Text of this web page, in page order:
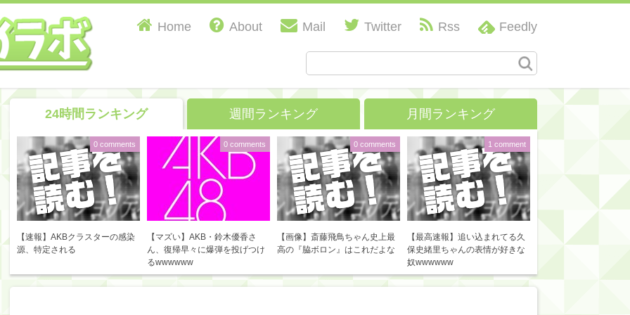
Home About Mail Twitter Rss Feedly
24時間ランキング 週間ランキング 月間ランキング
【速報】AKBクラスターの感染
源、特定される
0 comments
【マズい】AKB・鈴木優香さ
ん、復帰早々に爆弾を投げつけ
るwwwwww
0 comments
【画像】斎藤飛鳥ちゃん史上最
高の『脇ボロン』はこれだよな
0 comments
【最高速報】追い込まれてる久
保史緒里ちゃんの表情が好きな
奴wwwwww
1 comment